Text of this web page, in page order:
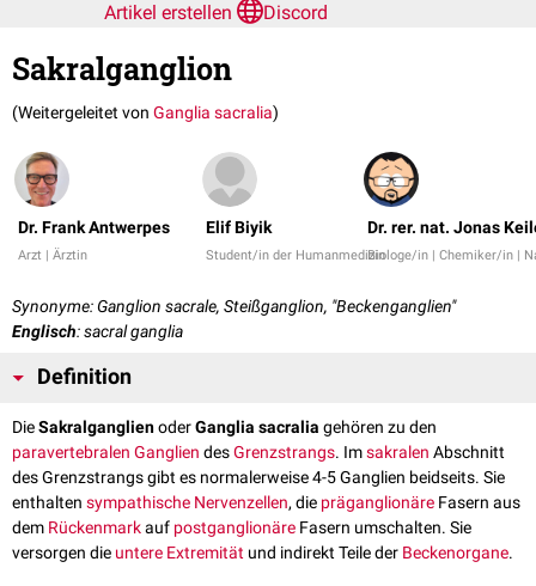
Artikel erstellen
Discord
Sakralganglion
(Weitergeleitet von Ganglia sacralia)
Dr. Frank Antwerpes
Arzt | Ärztin
Elif Biyik
Student/in der Humanmedizin
Dr. rer. nat. Jonas
Biologe/in | Chemiker/in |
Synonyme: Ganglion sacrale, Steißganglion, "Beckenganglien"
Englisch: sacral ganglia
Definition
DieSakralganglienoderGanglia sacralia gehören zu den
paravertebralen Ganglien desGrenzstrangs. Imsakralen Abschnitt
des Grenzstrangs gibt es normalerweise 4-5 Ganglien beidseits. Sie
enthalten sympathische Nervenzellen, die präganglionäre Fasern aus
dem Rückenmarkauf postganglionäre Fasern umschalten. Sie
versorgen die untere Extremität und indirekt Teile der Beckenorgane.